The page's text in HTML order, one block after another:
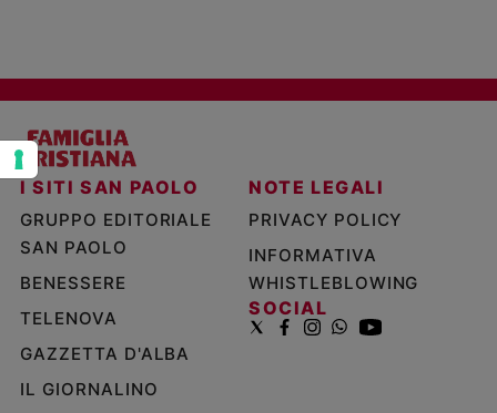
Chi
Contatti
Pubblicità
Registrati
I SITI SAN PAOLO
GRUPPO EDITORIALE
SAN PAOLO
BENESSERE
TELENOVA
GAZZETTA D'ALBA
IL GIORNALINO
NOTE LEGALI
PRIVACY POLICY
INFORMATIVA
WHISTLEBLOWING
SOCIAL